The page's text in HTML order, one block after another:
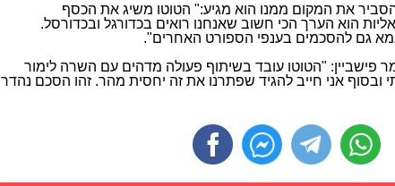
הסביר את המקום ממנו הוא מגיע:" הטוטו משיג את הכסף
הוא הערך הכי חשוב שאנחנו רואים בכדורגל ובכדורסל.
גם להסכמים בענפי הספורט האחרים".
פישביין: "הטוטו עובד בשיתוף פעולה מדהים עם השרה לימור
אני חייב להגיד שפתרנו את זה יחסית מהר. זהו הסכם נהדר